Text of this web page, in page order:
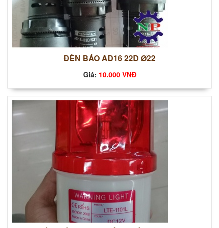
ĐÈN BÁO AD16 22D Ø22
Giá: 10.000 VNĐ